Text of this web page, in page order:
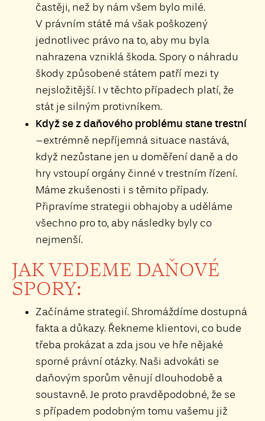
častěji, než by nám všem bylo milé.
V právním státě má však poškozený
jednotlivec právo na to, aby mu byla
nahrazena vzniklá škoda. Spory o náhradu
škody způsobené státem patří mezi ty
nejsložitější. I v těchto případech platí, že
stát je silným protivníkem.
Když se z daňového problému stane trestní
–extrémně nepříjemná situace nastává,
když nezůstane jen u doměření daně a do
hry vstoupí orgány činné v trestním řízení.
Máme zkušenosti i s těmito případy.
Připravíme strategii obhajoby a uděláme
všechno pro to, aby následky byly co
nejmenší.
JAK VEDEME DAŇOVÉ
SPORY:
Začínáme strategií. Shromáždíme dostupná
fakta a důkazy. Řekneme klientovi, co bude
třeba prokázat a zda jsou ve hře nějaké
sporné právní otázky. Naši advokáti se
daňovým sporům věnují dlouhodobě a
soustavně. Je proto pravděpodobné, že se
s případem podobným tomu vašemu již